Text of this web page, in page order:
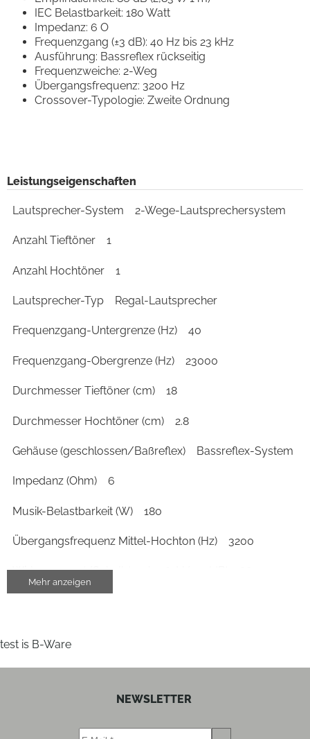
IEC Belastbarkeit: 180 Watt
Impedanz: 6 O
Frequenzgang (±3 dB): 40 Hz bis 23 kHz
Ausführung: Bassreflex rückseitig
Frequenzweiche: 2-Weg
Übergangsfrequenz: 3200 Hz
Crossover-Typologie: Zweite Ordnung
Leistungseigenschaften
Lautsprecher-System 2-Wege-Lautsprechersystem
Anzahl Tieftöner 1
Anzahl Hochtöner 1
Lautsprecher-Typ Regal-Lautsprecher
Frequenzgang-Untergrenze (Hz) 40
Frequenzgang-Obergrenze (Hz) 23000
Durchmesser Tieftöner (cm) 18
Durchmesser Hochtöner (cm) 2.8
Gehäuse (geschlossen/Baßreflex) Bassreflex-System
Impedanz (Ohm) 6
Musik-Belastbarkeit (W) 180
Übergangsfrequenz Mittel-Hochton (Hz) 3200
Wirkungsgrad/Schalldruck 2,83V/1m (dB)
Breite (cm)
Höhe (cm) 38
9.9
Mehr anzeigen
test is B-Ware
NEWSLETTER